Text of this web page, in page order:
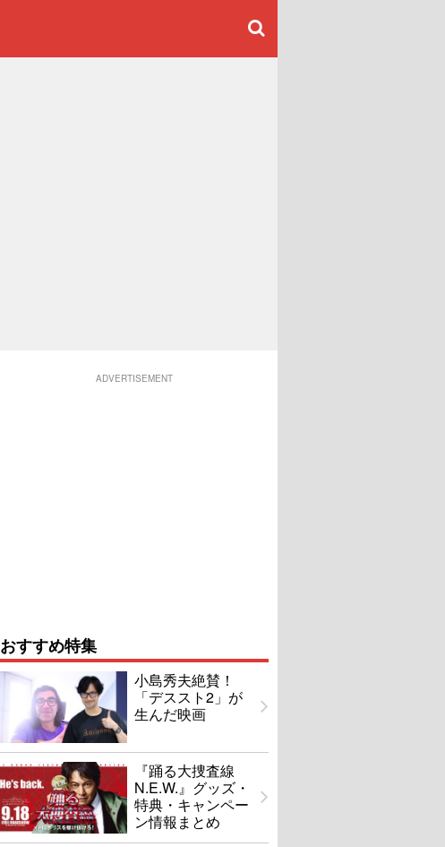
ADVERTISEMENT
おすすめ特集
小島秀夫絶賛！
「デススト2」が
生んだ映画
『踊る大捜査線
N.E.W.』グッズ・
特典・キャンペー
ン情報まとめ